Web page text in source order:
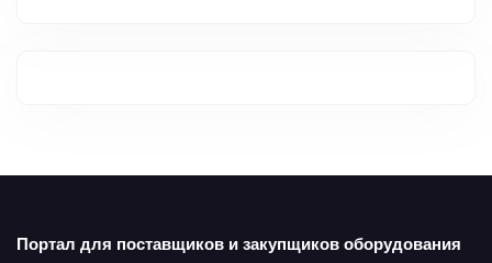
Портал для поставщиков и закупщиков оборудования